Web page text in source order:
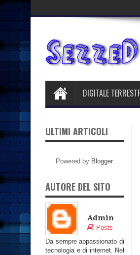
DIGITALE
ULTIMI ARTICOLI
Powered by Blogger.
AUTORE DEL SITO
Admin
Posts
Da sempre appassionato di
tecnologia e di internet. Nel